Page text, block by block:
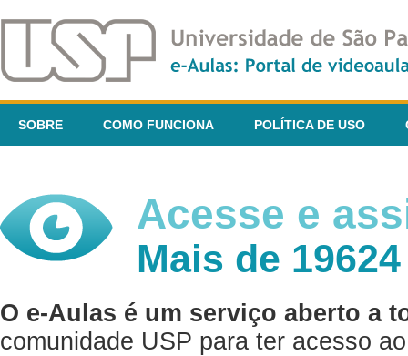
SOBRE COMO FUNCIONA POLÍTICA DE USO
Acesse e
Mais de
O e-Aulas é um serviço aberto a
comunidade USP para ter acesso